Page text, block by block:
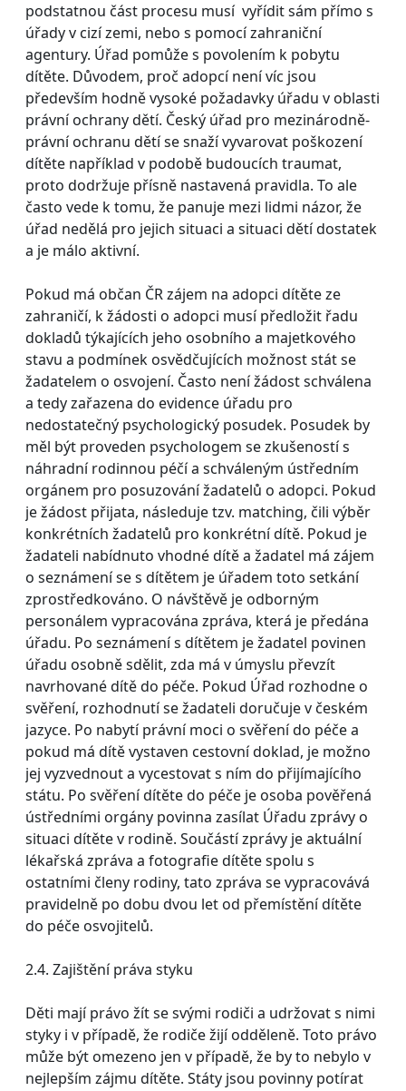
podstatnou část procesu musí vyřídit sám přímo s
úřady v cizí zemi, nebo s pomocí zahraniční
agentury. Úřad pomůže s povolením k pobytu
dítěte. Důvodem, proč adopcí není víc jsou
především hodně vysoké požadavky úřadu v oblasti
právní ochrany dětí. Český úřad pro mezinárodně-
právní ochranu dětí se snaží vyvarovat poškození
dítěte například v podobě budoucích traumat,
proto dodržuje přísně nastavená pravidla. To ale
často vede k tomu, že panuje mezi lidmi názor, že
úřad nedělá pro jejich situaci a situaci dětí dostatek
a je málo aktivní.
Pokud má občan ČR zájem na adopci dítěte ze
zahraničí, k žádosti o adopci musí předložit řadu
dokladů týkajících jeho osobního a majetkového
stavu a podmínek osvědčujících možnost stát se
žadatelem o osvojení. Často není žádost schválena
a tedy zařazena do evidence úřadu pro
nedostatečný psychologický posudek. Posudek by
měl být proveden psychologem se zkušeností s
náhradní rodinnou péčí a schváleným ústředním
orgánem pro posuzování žadatelů o adopci. Pokud
je žádost přijata, následuje tzv. matching, čili výběr
konkrétních žadatelů pro konkrétní dítě. Pokud je
žadateli nabídnuto vhodné dítě a žadatel má zájem
o seznámení se s dítětem je úřadem toto setkání
zprostředkováno. O návštěvě je odborným
personálem vypracována zpráva, která je předána
úřadu. Po seznámení s dítětem je žadatel povinen
úřadu osobně sdělit, zda má v úmyslu převzít
navrhované dítě do péče. Pokud Úřad rozhodne o
svěření, rozhodnutí se žadateli doručuje v českém
jazyce. Po nabytí právní moci o svěření do péče a
pokud má dítě vystaven cestovní doklad, je možno
jej vyzvednout a vycestovat s ním do přijímajícího
státu. Po svěření dítěte do péče je osoba pověřená
ústředními orgány povinna zasílat Úřadu zprávy o
situaci dítěte v rodině. Součástí zprávy je aktuální
lékařská zpráva a fotografie dítěte spolu s
ostatními členy rodiny, tato zpráva se vypracovává
pravidelně po dobu dvou let od přemístění dítěte
do péče osvojitelů.
2.4. Zajištění práva styku
Děti mají právo žít se svými rodiči a udržovat s nimi
styky i v případě, že rodiče žijí odděleně. Toto právo
může být omezeno jen v případě, že by to nebylo v
nejlepším zájmu dítěte. Státy jsou povinny potírat